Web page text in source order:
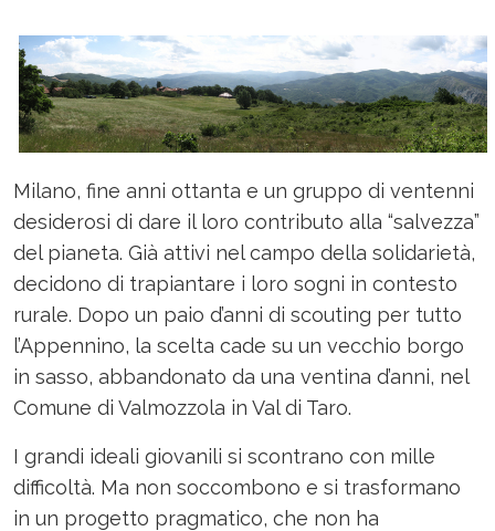
Milano, fine anni ottanta e un gruppo di ventenni
desiderosi di dare il loro contributo alla “salvezza”
del pianeta. Già attivi nel campo della solidarietà,
decidono di trapiantare i loro sogni in contesto
rurale. Dopo un paio d’anni di scouting per tutto
l’Appennino, la scelta cade su un vecchio borgo
in sasso, abbandonato da una ventina d’anni, nel
Comune di Valmozzola in Val di Taro.
I grandi ideali giovanili si scontrano con mille
difficoltà. Ma non soccombono e si trasformano
in un progetto pragmatico, che non ha